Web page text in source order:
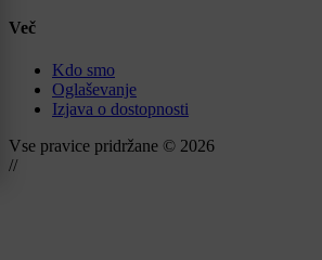
Več
Kdo smo
Oglaševanje
Izjava o dostopnosti
Vse pravice pridržane © 2026
//